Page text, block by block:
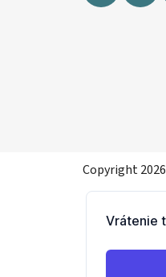
Copyright 2026